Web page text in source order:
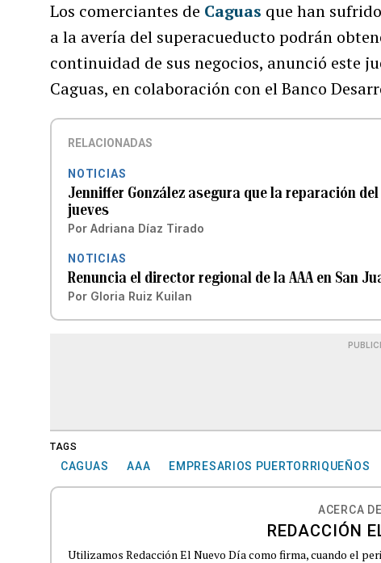
Los comerciantes de Caguas que han
a la avería del superacueducto podrán
continuidad de sus negocios, anunció este
Caguas, en colaboración con el Banco
RELACIONADAS
NOTICIAS
Jenniffer González asegura que la reparación
jueves
Por Adriana Díaz Tirado
NOTICIAS
Renuncia el director regional de la AAA en San
Por Gloria Ruiz Kuilan
TAGS
CAGUAS AAA EMPRESARIOS PUERTORRIQUEÑOS
ACERCA
REDACCIÓN
Utilizamos Redacción El Nuevo Día como firma, cuando el